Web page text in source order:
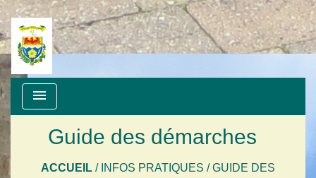
menu
Guide des démarches
ACCUEIL / INFOS PRATIQUES /GUIDE DES